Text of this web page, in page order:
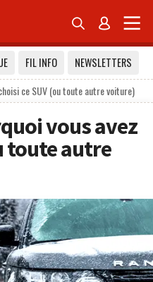
 
FIL INFO
NEWSLETTERS
ce SUV (ou toute autre voiture)
vous avez
toute autre